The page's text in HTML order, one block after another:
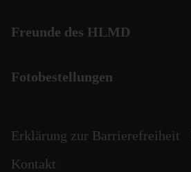
Freunde des HLMD
Fotobestellungen
Erklärung zur Barrierefreiheit
Kontakt